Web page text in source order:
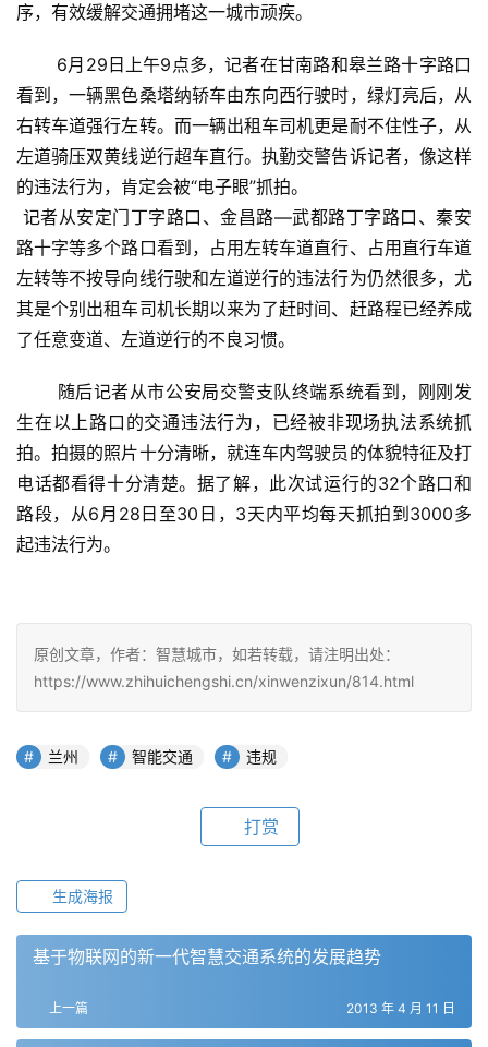
序，有效缓解交通拥堵这一城市顽疾。
6月29日上午9点多，记者在甘南路和皋兰路十字路口
看到，一辆黑色桑塔纳轿车由东向西行驶时，绿灯亮后，从
右转车道强行左转。而一辆出租车司机更是耐不住性子，从
左道骑压双黄线逆行超车直行。执勤交警告诉记者，像这样
的违法行为，肯定会被“电子眼”抓拍。
记者从安定门丁字路口、金昌路—武都路丁字路口、秦安
路十字等多个路口看到，占用左转车道直行、占用直行车道
左转等不按导向线行驶和左道逆行的违法行为仍然很多，尤
其是个别出租车司机长期以来为了赶时间、赶路程已经养成
了任意变道、左道逆行的不良习惯。
随后记者从市公安局交警支队终端系统看到，刚刚发
生在以上路口的交通违法行为，已经被非现场执法系统抓
拍。拍摄的照片十分清晰，就连车内驾驶员的体貌特征及打
电话都看得十分清楚。据了解，此次试运行的32个路口和
路段，从6月28日至30日，3天内平均每天抓拍到3000多
起违法行为。
原创文章，作者：智慧城市，如若转载，请注明出处：
https://www.zhihuichengshi.cn/xinwenzixun/814.html
兰州 智能交通 违规
打赏
生成海报
基于物联网的新一代智慧交通系统的发展趋势
上一篇 2013 年 4 月 11 日